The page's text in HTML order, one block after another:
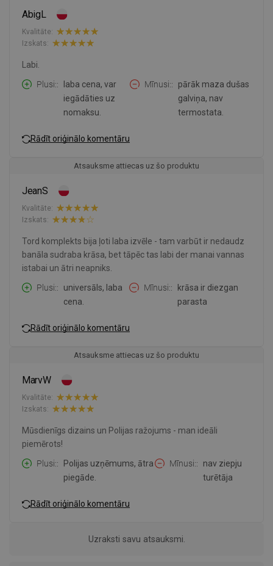
AbigL
Kvalitāte:
Izskats:
Labi.
Plusi:
laba cena, var
iegādāties uz
nomaksu.
Mīnusi:
pārāk maza dušas
galviņa, nav
termostata.
Rādīt oriģinālo komentāru
Atsauksme attiecas uz šo produktu
JeanS
Kvalitāte:
Izskats:
Tord komplekts bija ļoti laba izvēle - tam varbūt ir nedaudz
banāla sudraba krāsa, bet tāpēc tas labi der manai vannas
istabai un ātri neapniks.
Plusi:
universāls, laba
cena.
Mīnusi:
krāsa ir diezgan
parasta
Rādīt oriģinālo komentāru
Atsauksme attiecas uz šo produktu
MarvW
Kvalitāte:
Izskats:
Mūsdienīgs dizains un Polijas ražojums - man ideāli
piemērots!
Plusi:
Polijas uzņēmums, ātra
piegāde.
Mīnusi:
nav ziepju
turētāja
Rādīt oriģinālo komentāru
Uzraksti savu atsauksmi.